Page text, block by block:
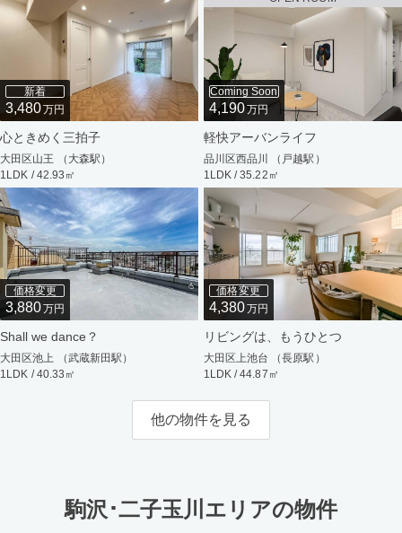
新着
3,480万円
心ときめく三拍子
大田区山王 （大森駅）
1LDK / 42.93㎡
Coming Soon
4,190万円
軽快アーバンライフ
品川区西品川 （戸越駅）
1LDK / 35.22㎡
価格変更
3,880万円
Shall we dance？
大田区池上 （武蔵新田駅）
1LDK / 40.33㎡
価格変更
4,380万円
リビングは、もうひとつ
大田区上池台 （長原駅）
1LDK / 44.87㎡
他の物件を見る
駒沢･二子玉川エリアの物件